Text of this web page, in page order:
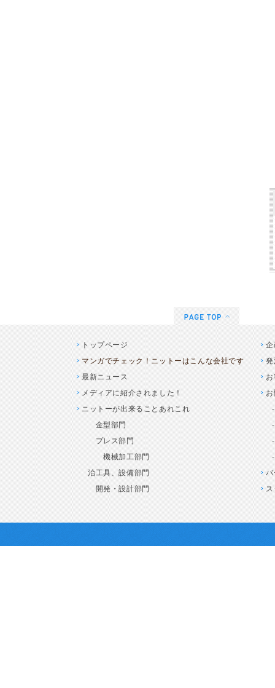
トップページ
マンガでチェック！ニットーはこんな会社です
最新ニュース
メディアに紹介されました！
ニットーが出来ることあれこれ
金型部門
プレス部門
機械加工部門
治工具、設備部門
開発・設計部門
企
発
お
お
バ
ス